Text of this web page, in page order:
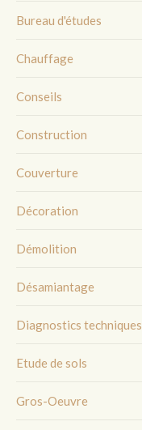
Bureau d'études
Chauffage
Conseils
Construction
Couverture
Décoration
Démolition
Désamiantage
Diagnostics techniques
Etude de sols
Gros-Oeuvre